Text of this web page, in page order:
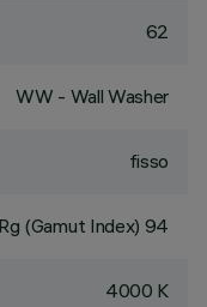
62
WW - Wall Washer
fisso
(Gamut Index) 94
4000 K